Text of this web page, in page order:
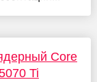
Core
Ti